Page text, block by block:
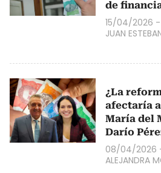
de
15/04/2026 -
JUAN
¿La
afectaría
María del
Darío
08/04/2026
ALEJANDRA